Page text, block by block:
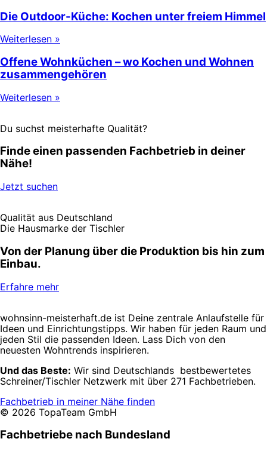
Die Outdoor-Küche: Kochen unter freiem Himmel
Weiterlesen »
Offene Wohnküchen – wo Kochen und Wohnen
zusammengehören
Weiterlesen »
Du suchst meisterhafte Qualität?
Finde einen passenden Fachbetrieb in deiner
Nähe!
Jetzt suchen
Qualität aus Deutschland
Die Hausmarke der Tischler
Von der Planung über die Produktion bis hin zum
Einbau.
Erfahre mehr
wohnsinn-meisterhaft.de ist Deine zentrale Anlaufstelle für
Ideen und Einrichtungstipps. Wir haben für jeden Raum und
jeden Stil die passenden Ideen. Lass Dich von den
neuesten Wohntrends inspirieren.
Und das Beste: Wir sind Deutschlands bestbewertetes
Schreiner/Tischler Netzwerk mit über 271 Fachbetrieben.
Fachbetrieb in meiner Nähe finden
© 2026 TopaTeam GmbH
Fachbetriebe nach Bundesland